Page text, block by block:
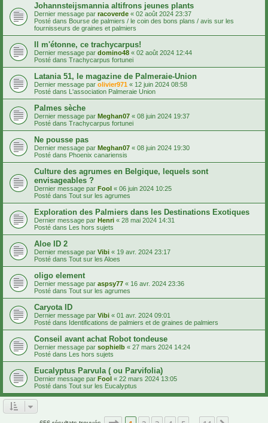
Johannsteijsmannia altifrons jeunes plants
Dernier message par racoverde « 02 août 2024 23:37
Posté dans Bourse de palmiers / le coin des bons plans / avis sur les
fournisseurs de graines et palmiers
Il m'étonne, ce trachycarpus!
Dernier message par domino48 « 02 août 2024 12:44
Posté dans Trachycarpus fortunei
Latania 51, le magazine de Palmeraie-Union
Dernier message par olivier971 « 12 juin 2024 08:58
Posté dans L'association Palmeraie Union
Palmes sèche
Dernier message par Meghan07 « 08 juin 2024 19:37
Posté dans Trachycarpus fortunei
Ne pousse pas
Dernier message par Meghan07 « 08 juin 2024 19:30
Posté dans Phoenix canariensis
Culture des agrumes en Belgique, lequels sont
envisageables ?
Dernier message par Fool « 06 juin 2024 10:25
Posté dans Tout sur les agrumes
Exploration des Palmiers dans les Destinations Exotiques
Dernier message par Henri « 28 mai 2024 14:31
Posté dans Les hors sujets
Aloe ID 2
Dernier message par Vibi « 19 avr. 2024 23:17
Posté dans Tout sur les Aloes
oligo element
Dernier message par aspsy77 « 16 avr. 2024 23:36
Posté dans Tout sur les agrumes
Caryota ID
Dernier message par Vibi « 01 avr. 2024 09:01
Posté dans Identifications de palmiers et de graines de palmiers
Conseil avant achat Robot tondeuse
Dernier message par sophielb « 27 mars 2024 14:24
Posté dans Les hors sujets
Eucalyptus Parvula ( ou Parvifolia)
Dernier message par Fool « 22 mars 2024 13:05
Posté dans Tout sur les Eucalyptus